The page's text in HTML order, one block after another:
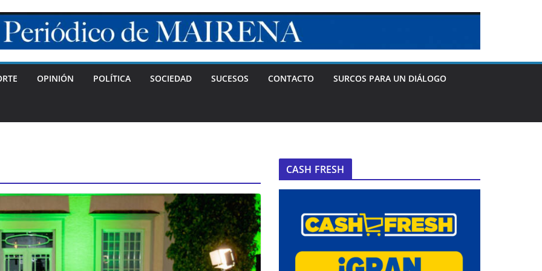
OPINIÓN POLÍTICA SOCIEDAD SUCESOS CONTACTO SURCOS PARA UN DIÁLOGO
CASH FRESH